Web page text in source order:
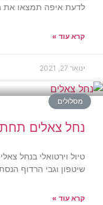
לדעת איפה תמצאו את
קרא עוד »
ינואר 27, 2021
מסלולים
נחל צאלים
טיול וירטואלי בנחל
שיטפון וגבי הרדוף
קרא עוד »